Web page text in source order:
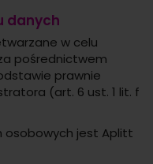
danych
w celu
pośrednictwem
prawnie
(art. 6 ust. 1 lit. f
osobowych jest Aplitt